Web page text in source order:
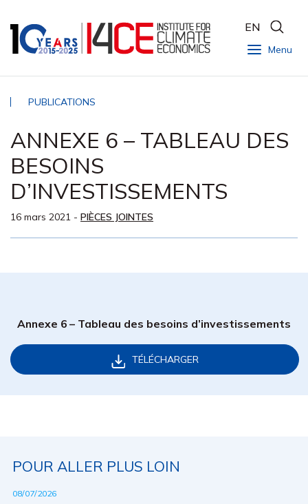
Menu
EN
PUBLICATIONS
ANNEXE 6 – TABLEAU DES
BESOINS
D’INVESTISSEMENTS
16 mars 2021 - PIÈCES JOINTES
Annexe 6 – Tableau des besoins d’investissements
TÉLÉCHARGER
POUR ALLER PLUS LOIN
08/07/2026